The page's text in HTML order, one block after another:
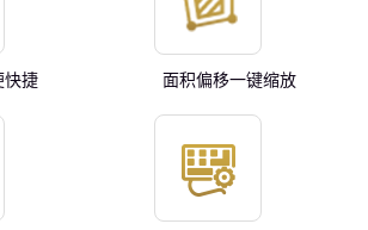
快捷 面积偏移一键缩放